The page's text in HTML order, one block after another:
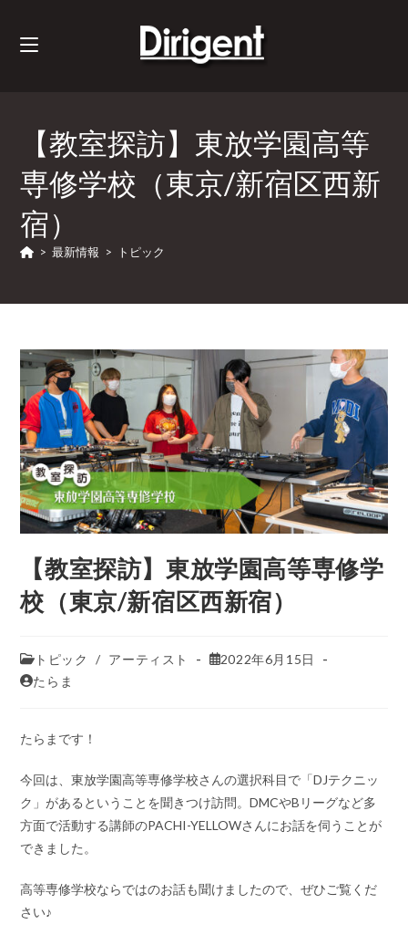
【教室探訪】東放学園高等
専修学校（東京/新宿区西新
宿）
> 最新情報 > トピック
【教室探訪】東放学園高等専修学
校（東京/新宿区西新宿）
トピック / アーティスト
2022年6月15日
たらま
たらまです！
今回は、東放学園高等専修学校さんの選択科目で「DJテクニッ
ク」があるということを聞きつけ訪問。DMCやBリーグなど多
方面で活動する講師のPACHI-YELLOWさんにお話を伺うことが
できました。
高等専修学校ならではのお話も聞けましたので、ぜひご覧くだ
さい♪